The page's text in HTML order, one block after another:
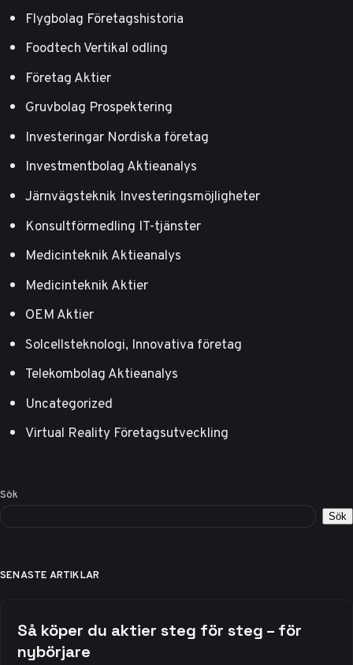
Flygbolag Företagshistoria
Foodtech Vertikal odling
Företag Aktier
Gruvbolag Prospektering
Investeringar Nordiska företag
Investmentbolag Aktieanalys
Järnvägsteknik Investeringsmöjligheter
Konsultförmedling IT-tjänster
Medicinteknik Aktieanalys
Medicinteknik Aktier
OEM Aktier
Solcellsteknologi, Innovativa företag
Telekombolag Aktieanalys
Uncategorized
Virtual Reality Företagsutveckling
Sök
Sök
SENASTE ARTIKLAR
Så köper du aktier steg för steg – för
nybörjare